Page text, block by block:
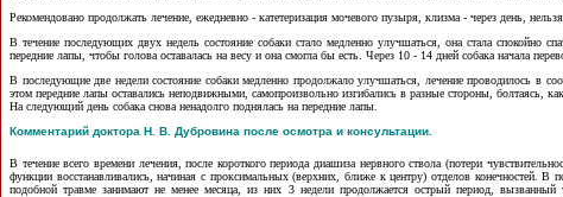
Рекомендовано продолжать лечение, ежедневно - катетеризация мочевого пузыря, клизма - через день,
В течение последующих двух недель состояние собаки стало медленно улучшаться, она стала спокойно
передние лапы, чтобы голова оставалась на весу и она смогла бы есть. Через 10 - 14 дней собака начала
В последующие две недели состояние собаки медленно продолжало улучшаться, лечение проводилось в
этом передние лапы оставались неподвижными, самопроизвольно изгибались в разные стороны, болтаясь,
На следующий день собака снова ненадолго поднялась на передние лапы.
Комментарий доктора Н. В. Дубровина после осмотра и консультации.
В течение всего времени лечения, после короткого периода диашиза нервного ствола (потери
функции восстанавливались, начиная с проксимальных (верхних, ближе к центру) отделов конечностей. В
подобной травме занимают не менее месяца, из них 3 недели продолжается острый период,